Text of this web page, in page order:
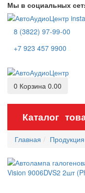
Мы в социальных
8 (3822) 97-99-00
+7 923 457 9900
0 Корзина 0.00
Каталог
Главная Продукция